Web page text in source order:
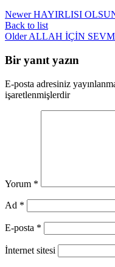
Newer HAYIRLISI
Back to list
Older ALLAH İÇİN
Bir yanıt yazın
E-posta adresiniz
işaretlenmişlerdir
Yorum *
Ad *
E-posta *
İnternet sitesi